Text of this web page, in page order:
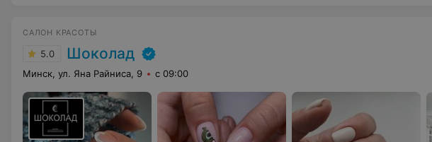
САЛОН КРАСОТЫ
5.0 Шоколад
Минск, ул. Яна Райниса, 9 с 09:00